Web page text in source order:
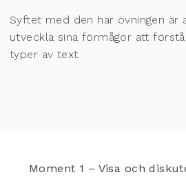
Syftet med den här övningen är
utveckla sina förmågor att
typer av text.
Moment 1 – Visa och